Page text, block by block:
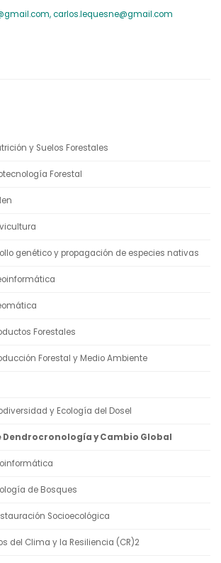
carlos.lequesne@gmail.com
y Suelos Forestales
Forestal
genético y propagación de especies nativas
Forestales
Forestal y Medio Ambiente
y Ecología del Dosel
y Cambio Global
de Bosques
Socioecológica
del Clima y la Resiliencia (CR)2